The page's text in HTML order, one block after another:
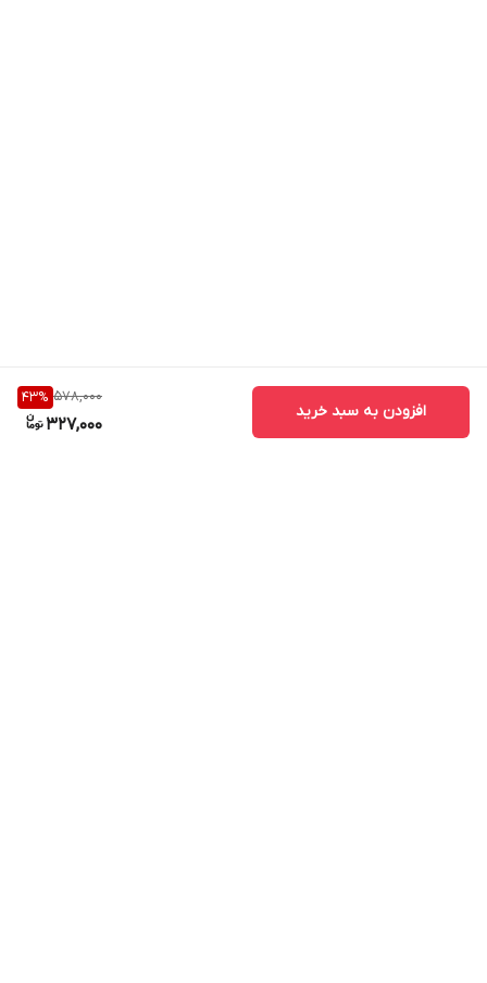
578,000
43%
327,000
افزودن به سبد خرید